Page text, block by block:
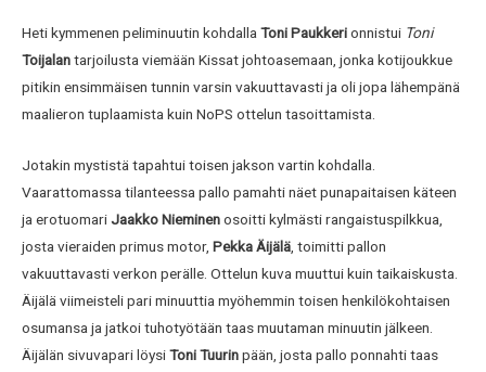
Heti kymmenen peliminuutin kohdallaToni Paukkerionnistui Toni
Toijalantarjoilusta viemään Kissat johtoasemaan, jonka kotijoukkue
pitikin ensimmäisen tunnin varsin vakuuttavasti ja oli jopa lähempänä
maalieron tuplaamista kuin NoPS ottelun tasoittamista.
Jotakin mystistä tapahtui toisen jakson vartin kohdalla.
Vaarattomassa tilanteessa pallo pamahti näet punapaitaisen käteen
ja erotuomariJaakko Nieminenosoitti kylmästi rangaistuspilkkua,
josta vieraiden primus motor, Pekka Äijälä , toimitti pallon
vakuuttavasti verkon perälle. Ottelun kuva muuttui kuin taikaiskusta.
Äijälä viimeisteli pari minuuttia myöhemmin toisen henkilökohtaisen
osumansa ja jatkoi tuhotyötään taas muutaman minuutin jälkeen.
Äijälän sivuvapari löysiToni Tuurinpään, josta pallo ponnahti taas